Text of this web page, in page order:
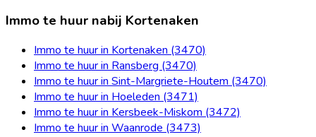
Immo te huur nabij Kortenaken
Immo te huur in Kortenaken (3470)
Immo te huur in Ransberg (3470)
Immo te huur in Sint-Margriete-Houtem (3470)
Immo te huur in Hoeleden (3471)
Immo te huur in Kersbeek-Miskom (3472)
Immo te huur in Waanrode (3473)